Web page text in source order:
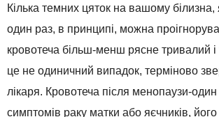
Кілька темних цяток на вашому білизна,
один раз, в принципі, можна
кровотеча більш-менш рясне тривалий
це не одиничний випадок, терміново
лікаря. Кровотеча після менопаузи-один
симптомів раку матки або яєчників,